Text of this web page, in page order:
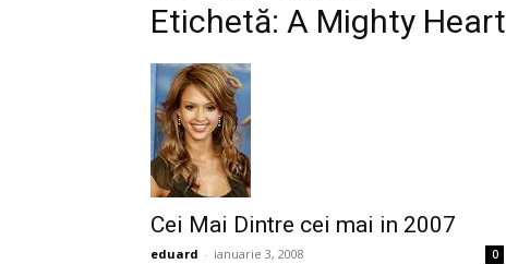
Etichetă: A Mighty Heart
Cei Mai Dintre cei mai in 2007
eduard - ianuarie 3, 2008 0